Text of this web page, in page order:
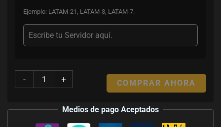
Ejemplo: LATAM-21, LATAM-3, LATAM-7.
- + COMPRAR AHORA
Medios de pago Aceptados